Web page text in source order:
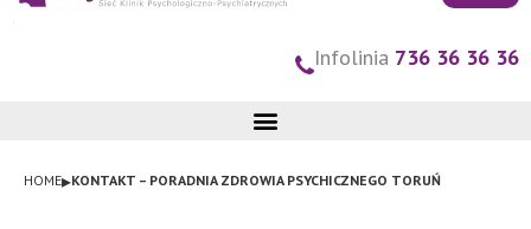
Infolinia 736 36 36 36
HOME▸KONTAKT – PORADNIA ZDROWIA PSYCHICZNEGO TORUŃ